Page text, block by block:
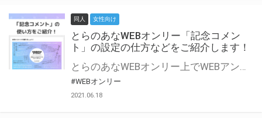
同人 女性向け
とらのあなWEBオンリー「記念コメン
ト」の設定の仕方などをご紹介します！
とらのあなWEBオンリー上でWEBアンソロジーが作成できる「記念コメント」について、その使い方や作成手順を解説します！ 支援タイプを「サークル参加型」「サークル参加型・マルシェ(イベント会場)機能付き」でお申し込みいただいている主催者様はぜひご活用ください♪ とらのあなWEBオンリーサイトはこちら
#WEBオンリー
2021.06.18